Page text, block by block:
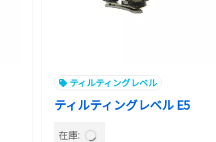
ティルティングレベル
ティルティングレベル E5
在庫: